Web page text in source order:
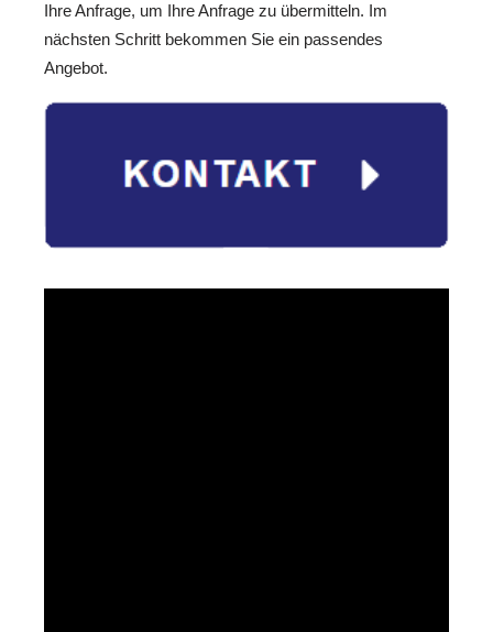
Ihre Anfrage, um Ihre Anfrage zu übermitteln. Im
nächsten Schritt bekommen Sie ein passendes
Angebot.